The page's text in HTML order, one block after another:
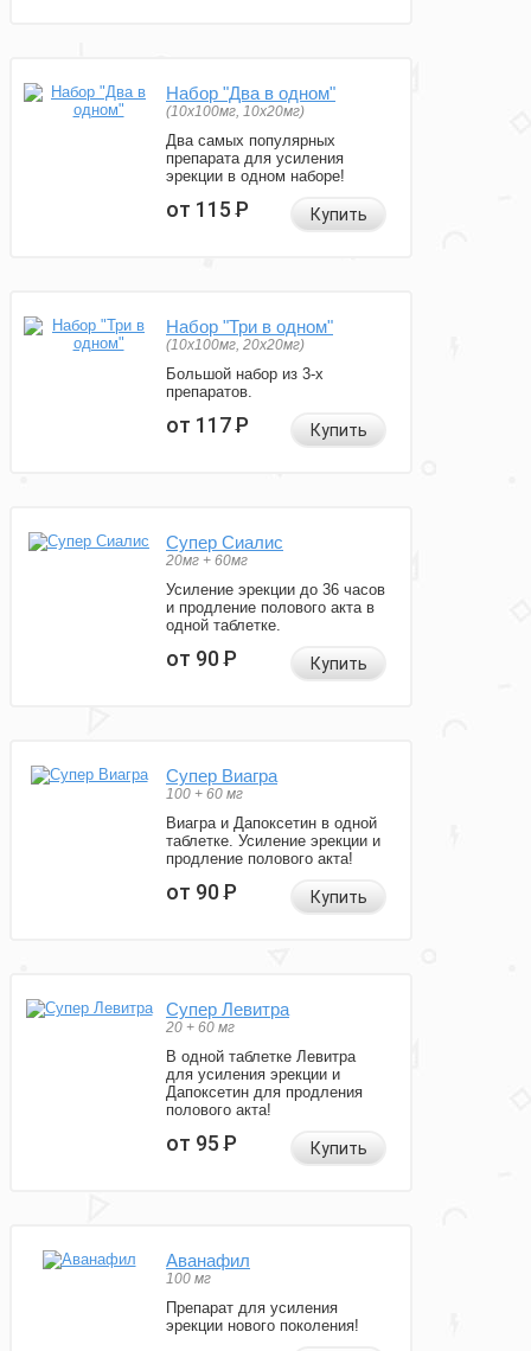
Набор "Два в одном"
(10x100мг, 10x20мг)
Два самых популярных
препарата для усиления
эрекции в одном наборе!
от 115Р Купить
Набор "Три в одном"
(10x100мг, 20x20мг)
Большой набор из 3-х
препаратов.
от 117Р Купить
Супер Сиалис
20мг + 60мг
Усиление эрекции до 36 часов
и продление полового акта в
одной таблетке.
от 90Р Купить
Супер Виагра
100 + 60 мг
Виагра и Дапоксетин в одной
таблетке. Усиление эрекции и
продление полового акта!
от 90Р Купить
Супер Левитра
20 + 60 мг
В одной таблетке Левитра
для усиления эрекции и
Дапоксетин для продления
полового акта!
от 95Р Купить
Аванафил
100 мг
Препарат для усиления
эрекции нового поколения!